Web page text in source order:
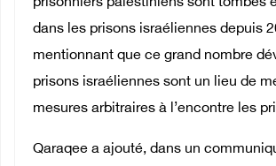
dans les prisons israéliennes depuis
mentionnant que ce grand nombre
prisons israéliennes sont un lieu de
mesures arbitraires à l’encontre les
Qaraqee a ajouté, dans un